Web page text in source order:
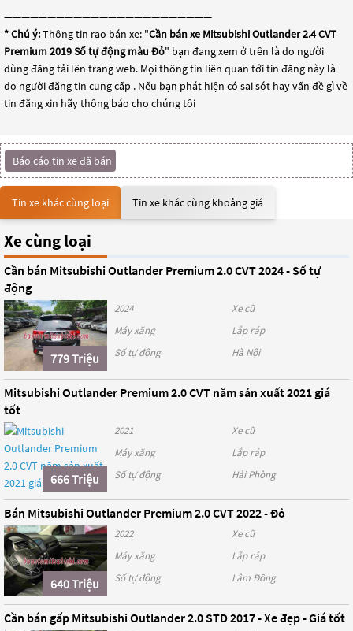
————————————————————————
* Chú ý:Thông tin rao bán xe: "Cần bán xe Mitsubishi Outlander 2.4 CVT
Premium 2019 Số tự động màu Đỏ" bạn đang xem ở trên là do người
dùng đăng tải lên trang web. Mọi thông tin liên quan tới tin đăng này là
do người đăng tin cung cấp . Nếu bạn phát hiện có sai sót hay vấn đề gì về
tin đăng xin hãy thông báo cho chúng tôi
Báo cáo tin xe đã bán
Tin xe khác cùng loại Tin xe khác cùng khoảng giá
Xe cùng loại
Cần bán Mitsubishi Outlander Premium 2.0 CVT 2024 - Số tự
động
779 Triệu
2024
Xe cũ
Máy xăng
Lắp ráp
Số tự động
Hà Nội
Mitsubishi Outlander Premium 2.0 CVT năm sản xuất 2021 giá
tốt
666 Triệu
2021
Xe cũ
Máy xăng
Lắp ráp
Số tự động
Hải Phòng
Bán Mitsubishi Outlander Premium 2.0 CVT 2022 - Đỏ
640 Triệu
2022
Xe cũ
Máy xăng
Lắp ráp
Số tự động
Lâm Đồng
Cần bán gấp Mitsubishi Outlander 2.0 STD 2017 - Xe đẹp - Giá tốt